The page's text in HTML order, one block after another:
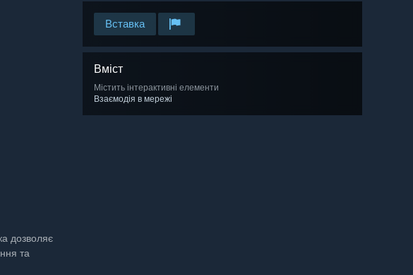
Вставка
Вміст
Містить інтерактивні елементи
Взаємодія в мережі
дозволяє
та